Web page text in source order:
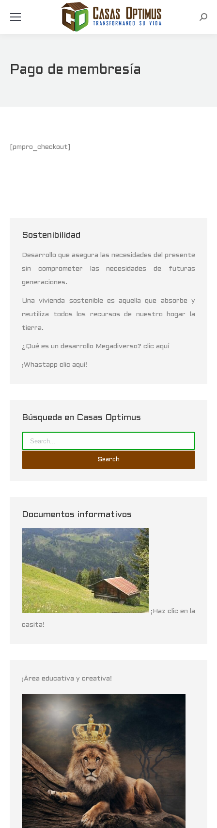
Pago de membresía
[pmpro_checkout]
Sostenibilidad
Desarrollo que asegura las necesidades del presente
sin comprometer las necesidades de futuras
generaciones.
Una vivienda sostenible es aquella que absorbe y
reutiliza todos los recursos de nuestro hogar la
tierra.
¿Qué es un desarrollo Megadiverso? clic aquí
¡Whastapp clic aquí!
Búsqueda en Casas Optimus
Documentos informativos
¡Haz clic en la
casita!
¡Área educativa y creativa!